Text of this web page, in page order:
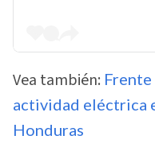
Vea también:
actividad eléctrica
Honduras